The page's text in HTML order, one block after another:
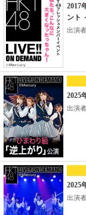
2017
ント
出演
2025
出演
2025
出演